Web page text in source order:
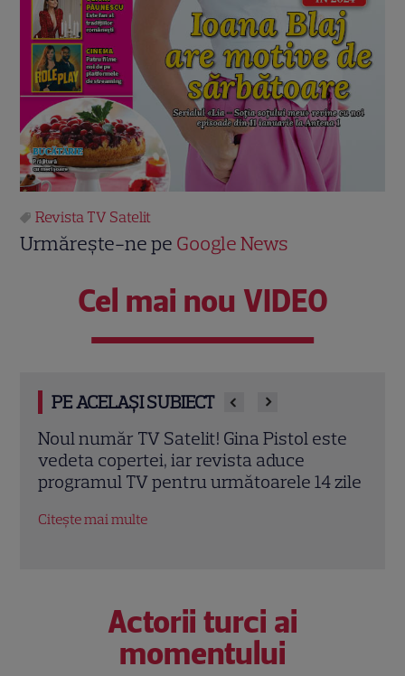
Revista TV Satelit
Urmărește-ne pe Google News
Cel mai nou VIDEO
PE ACELAȘI SUBIECT
A apărut noul număr TV Satelit! Teodora
Tompea este vedeta copertei, iar în
revistă găsești programul TV pentru
Actorii turci ai
momentului